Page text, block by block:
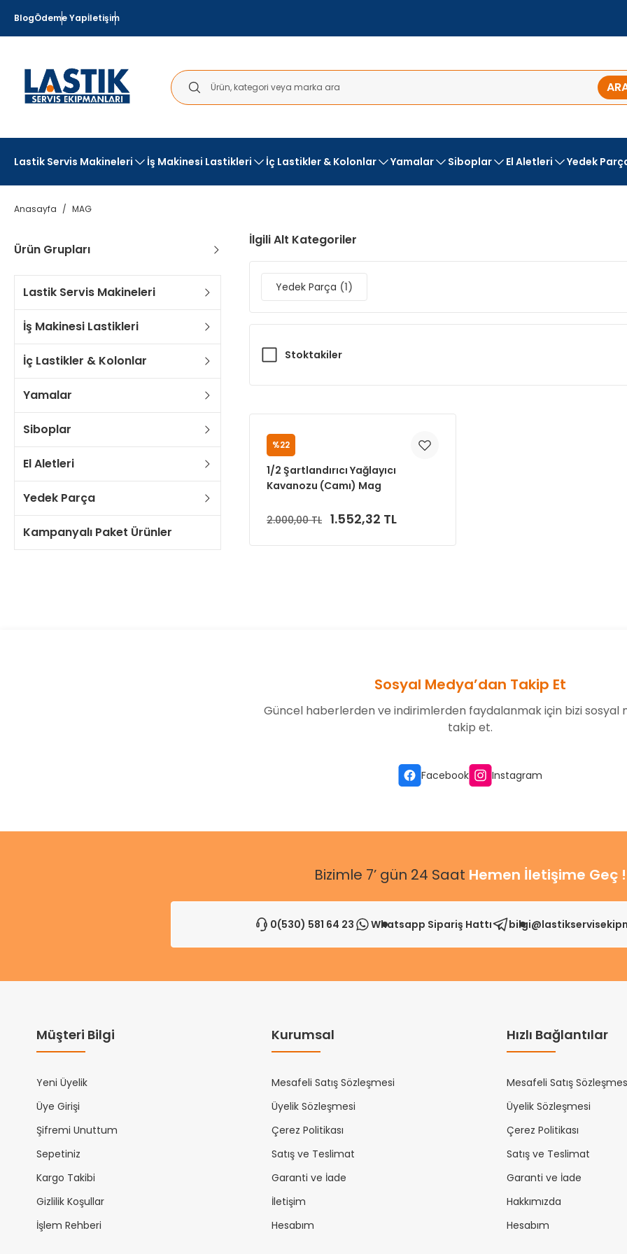
BlogÖdeme Yapİletişim
Lastik Servis Makineleri İş Makinesi Lastikleri İç Lastikler & Kolonlar Yamalar Siboplar El Aletleri Yedek
Anasayfa MAG
Ürün Grupları
Lastik Servis Makineleri
İş Makinesi Lastikleri
İç Lastikler & Kolonlar
Yamalar
Siboplar
El Aletleri
Yedek Parça
Kampanyalı Paket Ürünler
İlgili Alt Kategoriler
Yedek Parça (1)
Stoktakiler
%22
MAG
1/2 Şartlandırıcı Yağlayıcı
Kavanozu (Camı) Mag
2.000,00 TL 1.552,32 TL
Sepete Ekle
Sosyal Medya’dan Takip Et
Güncel haberlerden ve indirimlerden faydalanmak için bizi sosyal
takip et.
Facebook Instagram
Bizimle 7’ gün 24 Saat Hemen İletişime Geç !
0(530) 581 64 23 Whatsapp Sipariş Hattı
Müşteri Bilgi
Yeni Üyelik
Üye Girişi
Şifremi Unuttum
Sepetiniz
Kargo Takibi
Gizlilik Koşullar
İşlem Rehberi
Kurumsal
Mesafeli Satış Sözleşmesi
Üyelik Sözleşmesi
Çerez Politikası
Satış ve Teslimat
Garanti ve İade
İletişim
Hesabım
Hızlı Bağlantılar
Mesafeli Satış
Üyelik Sözleşmesi
Çerez Politikası
Satış ve Teslimat
Garanti ve İade
Hakkımızda
Hesabım